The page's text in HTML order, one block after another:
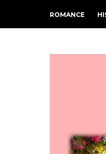
ROMANCE